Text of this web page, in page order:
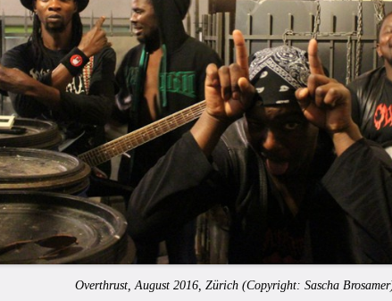
Overthrust, August 2016, Zürich (Copyright: Sascha